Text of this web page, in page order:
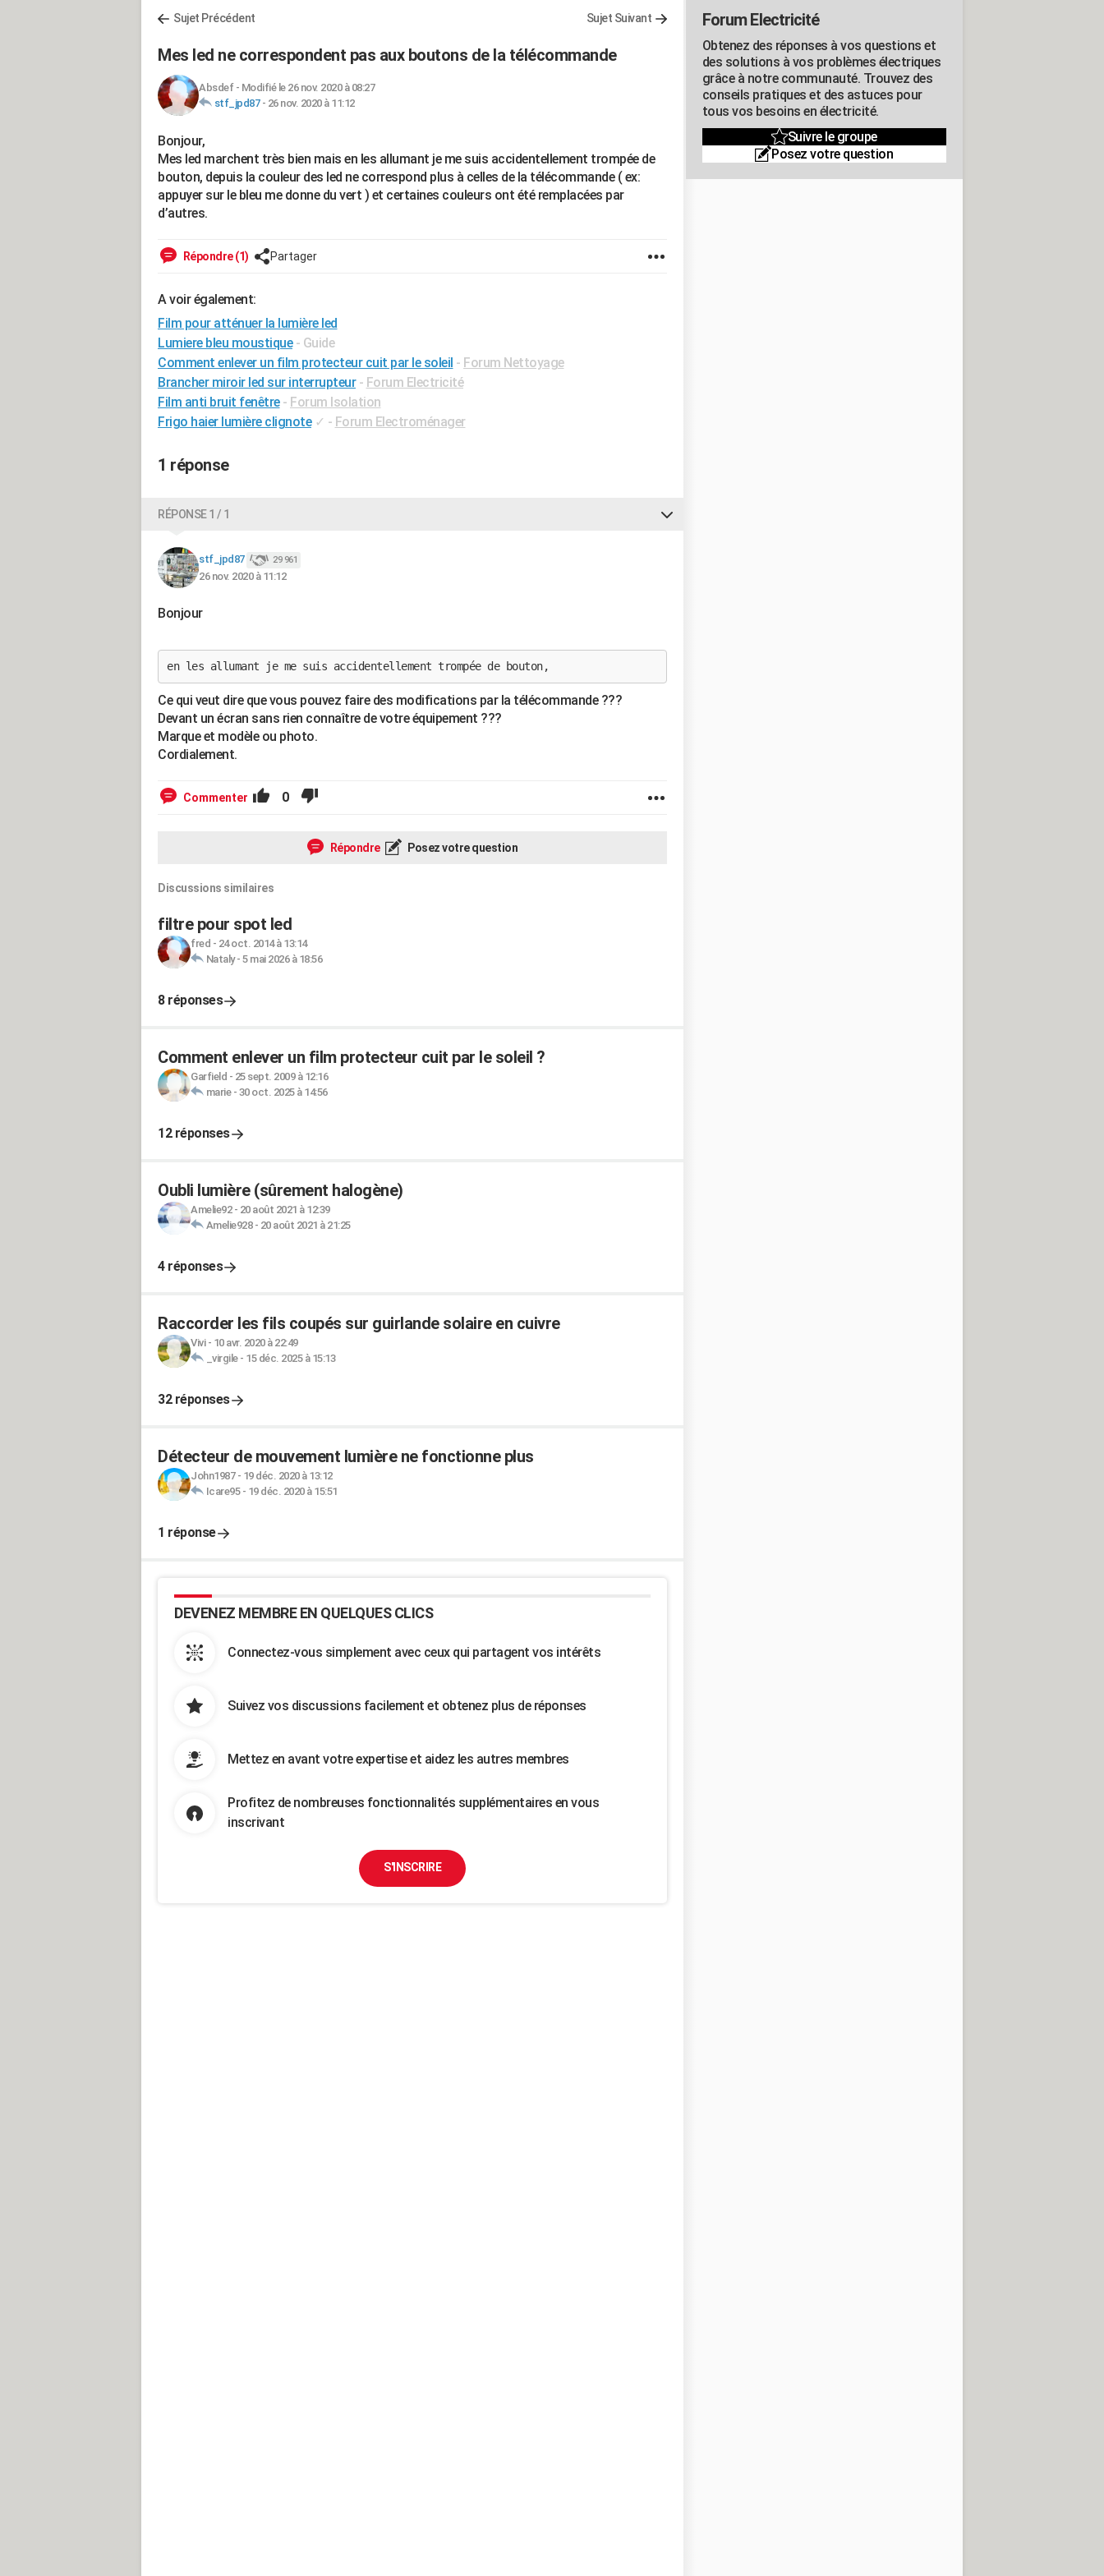
Sujet Précédent Sujet Suivant
Mes led ne correspondent pas aux boutons de la télécommande
Absdef- Modifié le 26 nov. 2020 à 08:27
stf_jpd87- 26 nov. 2020 à 11:12
Bonjour,
Mes led marchent très bien mais en les allumant je me suis accidentellement trompée de
bouton, depuis la couleur des led ne correspond plus à celles de la télécommande ( ex:
appuyer sur le bleu me donne du vert ) et certaines couleurs ont été remplacées par
d’autres.
Répondre (1) Partager
A voir également:
Film pour atténuer la lumière led
Lumiere bleu moustique - Guide
Comment enlever un film protecteur cuit par le soleil - Forum Nettoyage
Brancher miroir led sur interrupteur - Forum Electricité
Film anti bruit fenêtre - Forum Isolation
Frigo haier lumière clignote ✓ - Forum Electroménager
1 réponse
RÉPONSE 1 / 1
stf_jpd87 29 961
26 nov. 2020 à 11:12
Bonjour
en les allumant je me suis accidentellement trompée de bouton,
Ce qui veut dire que vous pouvez faire des modifications par la télécommande ???
Devant un écran sans rien connaître de votre équipement ???
Marque et modèle ou photo.
Cordialement.
Commenter 0
Répondre Posez votre question
Discussions similaires
filtre pour spot led
fred - 24 oct. 2014 à 13:14
Nataly- 5 mai 2026 à 18:56
8 réponses
Comment enlever un film protecteur cuit par le soleil ?
Garfield - 25 sept. 2009 à 12:16
marie- 30 oct. 2025 à 14:56
12 réponses
Oubli lumière (sûrement halogène)
Amelie92- 20 août 2021 à 12:39
Amelie928- 20 août 2021 à 21:25
4 réponses
Raccorder les fils coupés sur guirlande solaire en cuivre
Vivi- 10 avr. 2020 à 22:49
_virgile- 15 déc. 2025 à 15:13
32 réponses
Détecteur de mouvement lumière ne fonctionne plus
John1987- 19 déc. 2020 à 13:12
Icare95- 19 déc. 2020 à 15:51
1 réponse
DEVENEZ MEMBRE EN QUELQUES CLICS
Connectez-vous simplement avec ceux qui partagent vos intérêts
Suivez vos discussions facilement et obtenez plus de réponses
Mettez en avant votre expertise et aidez les autres membres
Profitez de nombreuses fonctionnalités supplémentaires en vous
inscrivant
S'INSCRIRE
Forum Electricité
Obtenez des réponses à vos questions et
des solutions à vos problèmes électriques
grâce à notre communauté. Trouvez des
conseils pratiques et des astuces pour
tous vos besoins en électricité.
Suivre le groupe
Posez votre question